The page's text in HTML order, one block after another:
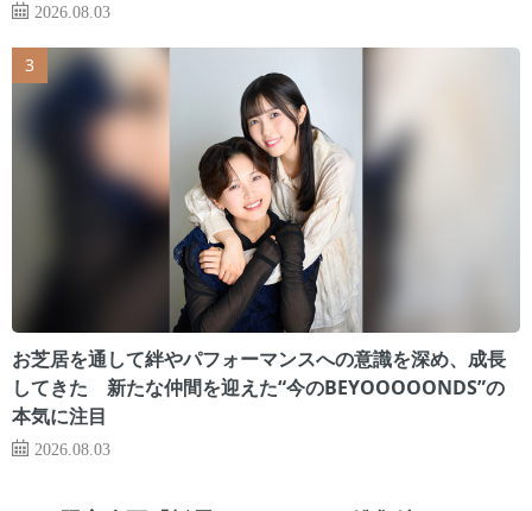
2026.08.03
お芝居を通して絆やパフォーマンスへの意識を深め、成長
してきた 新たな仲間を迎えた“今のBEYOOOOONDS”の
本気に注目
2026.08.03